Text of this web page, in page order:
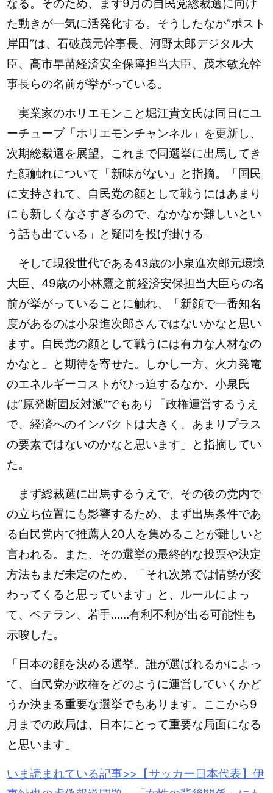
なる。そのため、まず9月の自民党総裁選に向け
た動きが一気に活発化する。そうしたなか”ポスト
岸田”は、石破茂元幹事長、河野太郎デジタル大
臣、高市早苗経済安全保障担当大臣、茂木敏充幹
事長らの名前が挙がっている。
実業家のホリエモンこと堀江貴文氏は同日にユ
ーチューブ「ホリエモンチャンネル」を更新し、
次期総裁選を展望。これまで同選挙に出馬してき
た顔触れについて「新味がない」と指摘。「国民
に支持されて、自民党の顔として戦うにはあまり
にも新しくなさすぎるので、なかなか難しいとい
う話も出ている」と疑問を投げ掛ける。
そして現役世代である43歳の小泉進次郎元環境
大臣、49歳の小林鷹之前経済安保担当大臣らの名
前が挙がっていることに触れ、
「新顔で一番知名
度があるのは小泉進次郎さんではないかなと思い
ます。自民党の顔として戦うには有力な人材なの
かなと」と期待を寄せた。
しかし一方、火力発電
のエネルギーコストがひっ迫するなか、小泉氏
は”原発断固反対派”でもあり「政権運営するうえ
で、経済へのインパクトは大きく、あまりプラス
の要素ではないのかなと思います」と指摘してい
た。
まず総裁選に出馬するうえで、その後の党内で
の立ち位置にも影響するため、まず出馬条件であ
る自民党内で推薦人20人を集めることが難しいと
言われる。また、その選挙の最終的な投票や決定
方法もまだ未定のため、「それ次第では情勢が変
わってくると思っています」と、ルールによっ
て、ベテラン、若手……有利不利が出る可能性も
示唆した。
「日本の顔を決める選挙。誰が選ばれるかによっ
て、自民党が政権をどのように運営していくかど
うか決まる重要な選挙でもあります。ここから9
月までの政局は、日本にとって重要な局面になる
と思います」
いま読まれている記事>>【サッカー日本代表】 伊